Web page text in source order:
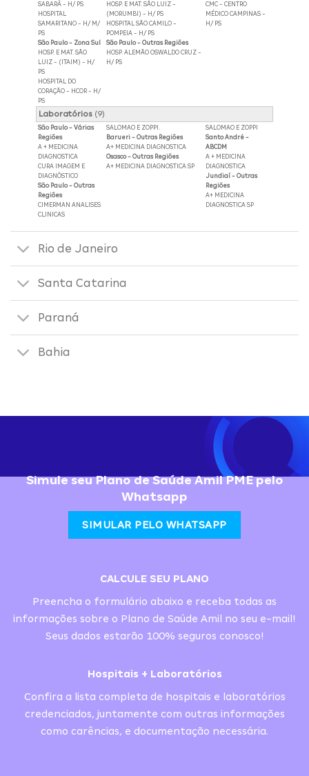
SABARÁ - H/ PS
HOSPITAL
SAMARITANO - H/ M/
PS
São Paulo - Zona Sul
HOSP. E MAT. SÃO
LUIZ - (ITAIM) - H/
PS
HOSPITAL DO
CORAÇÃO - HCOR - H/
PS
HOSP. E MAT. SÃO LUIZ -
(MORUMBI) - H/ PS
HOSPITAL SÃO CAMILO -
POMPEIA - H/ PS
São Paulo - Outras Regiões
HOSP. ALEMÃO OSWALDO CRUZ -
H/ PS
CMC - CENTRO
MÉDICO CAMPINAS -
H/ PS
Laboratórios(9)
São Paulo - Várias
Regiões
A + MEDICINA
DIAGNOSTICA
CURA IMAGEM E
DIAGNÓSTICO
São Paulo - Outras
Regiões
CIMERMAN ANALISES
CLINICAS
SALOMAO E ZOPPI.
Barueri - Outras Regiões
A+ MEDICINA DIAGNOSTICA
Osasco - Outras Regiões
A+ MEDICINA DIAGNOSTICA SP
SALOMAO E ZOPPI
Santo André -
ABCDM
A + MEDICINA
DIAGNOSTICA
Jundiaí - Outras
Regiões
A+ MEDICINA
DIAGNOSTICA SP
Rio de Janeiro
Santa Catarina
Paraná
Bahia
Simule seu Plano de Saúde Amil PME pelo
Whatsapp
SIMULAR PELO WHATSAPP
CALCULE SEU PLANO
Preencha o formulário abaixo e receba todas as
informações sobre o Plano de Saúde Amil no seu e-mail!
Seus dados estarão 100% seguros conosco!
Hospitais + Laboratórios
Confira a lista completa de hospitais e laboratórios
credenciados, juntamente com outras informações
como carências, e documentação necessária.